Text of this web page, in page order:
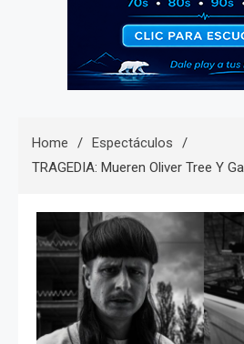
Home
Espectáculos
TRAGEDIA: Mueren Oliver Tree Y